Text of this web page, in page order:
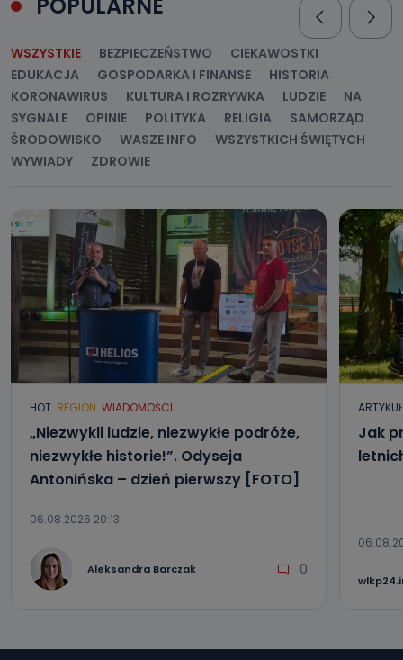
WSZYSTKIE BEZPIECZEŃSTWO
CIEKAWOSTKI
EDUKACJA
GOSPODARKA I FINANSE
HISTORIA
KORONAWIRUS
KULTURA I ROZRYWKA LUDZIE
NA
SYGNALE
OPINIE POLITYKA RELIGIA
SAMORZĄD
ŚRODOWISKO
WASZE INFO
WSZYSTKICH ŚWIĘTYCH
WYWIADY
ZDROWIE
HOT REGION WIADOMOŚCI
„Niezwykli ludzie, niezwykłe podróże,
niezwykłe historie!”. Odyseja
Antonińska – dzień pierwszy [FOTO]
06.08.2026 20:13
Aleksandra Barczak 0
Jak